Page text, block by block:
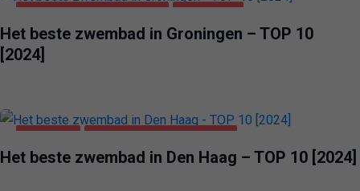
Het beste zwembad in Groningen – TOP 10
[2024]
Het beste zwembad in Den Haag – TOP 10 [2024]